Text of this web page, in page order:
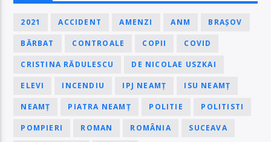
2021 ACCIDENT AMENZI ANM BRAȘOV
BĂRBAT CONTROALE COPII COVID
CRISTINA RĂDULESCU DE NICOLAE USZKAI
ELEVI INCENDIU IPJ NEAMȚ ISU NEAMȚ
NEAMȚ PIATRA NEAMȚ POLITIE POLITISTI
POMPIERI ROMAN ROMÂNIA SUCEAVA